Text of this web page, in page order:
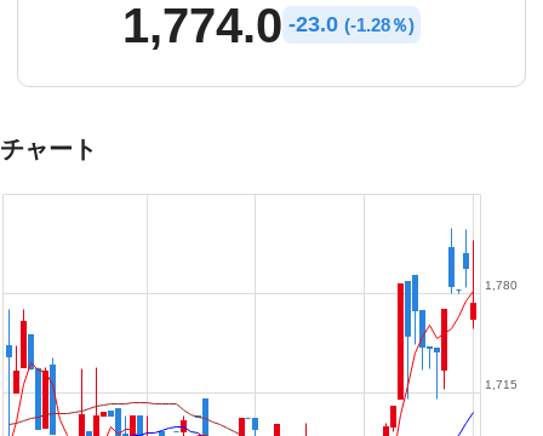
1,774.0 -23.0 (-1.28％)
チャート
1,715
1,780